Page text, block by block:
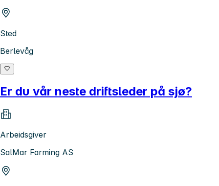
Sted
Berlevåg
Er du vår neste driftsleder på sjø?
Arbeidsgiver
SalMar Farming AS